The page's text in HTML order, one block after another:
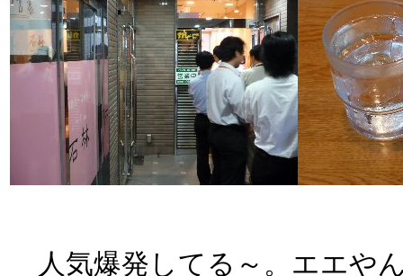
人気爆発してる～。エエや